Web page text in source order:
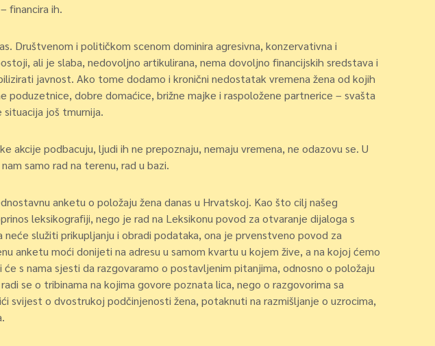
financira ih.
Društvenom i političkom scenom dominira agresivna, konzervativna i
ali je slaba, nedovoljno artikulirana, nema dovoljno financijskih sredstava i
javnost. Ako tome dodamo i kronični nedostatak vremena žena od kojih
poduzetnice, dobre domaćice, brižne majke i raspoložene partnerice – svašta
situacija još tmurnija.
akcije podbacuju, ljudi ih ne prepoznaju, nemaju vremena, ne odazovu se. U
samo rad na terenu, rad u bazi.
anketu o položaju žena danas u Hrvatskoj. Kao što cilj našeg
leksikografiji, nego je rad na Leksikonu povod za otvaranje dijaloga s
neće služiti prikupljanju i obradi podataka, ona je prvenstveno povod za
anketu moći donijeti na adresu u samom kvartu u kojem žive, a na kojoj ćemo
s nama sjesti da razgovaramo o postavljenim pitanjima, odnosno o položaju
se o tribinama na kojima govore poznata lica, nego o razgovorima sa
svijest o dvostrukoj podčinjenosti žena, potaknuti na razmišljanje o uzrocima,